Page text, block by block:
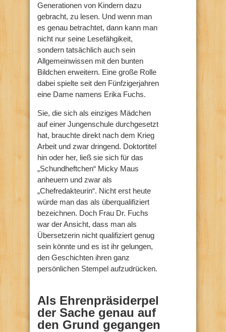
Generationen von Kindern dazu
gebracht, zu lesen. Und wenn man
es genau betrachtet, dann kann man
nicht nur seine Lesefähgikeit,
sondern tatsächlich auch sein
Allgemeinwissen mit den bunten
Bildchen erweitern. Eine große Rolle
dabei spielte seit den Fünfzigerjahren
eine Dame namens Erika Fuchs.
Sie, die sich als einziges Mädchen
auf einer Jungenschule durchgesetzt
hat, brauchte direkt nach dem Krieg
Arbeit und zwar dringend. Doktortitel
hin oder her, ließ sie sich für das
„Schundheftchen“ Micky Maus
anheuern und zwar als
„Chefredakteurin“. Nicht erst heute
würde man das als überqualifiziert
bezeichnen. Doch Frau Dr. Fuchs
war der Ansicht, dass man als
Übersetzerin nicht qualifiziert genug
sein könnte und es ist ihr gelungen,
den Geschichten ihren ganz
persönlichen Stempel aufzudrücken.
Als Ehrenpräsiderpel
der Sache genau auf
den Grund gegangen